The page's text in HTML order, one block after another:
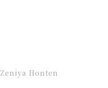
Zeniya Honten